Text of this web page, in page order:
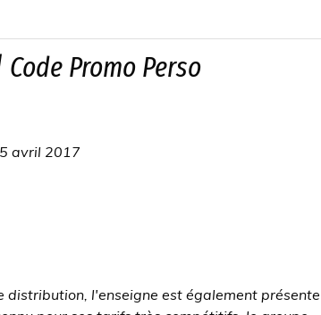
Promo Perso
avril 2017
distribution, l'enseigne est également présente